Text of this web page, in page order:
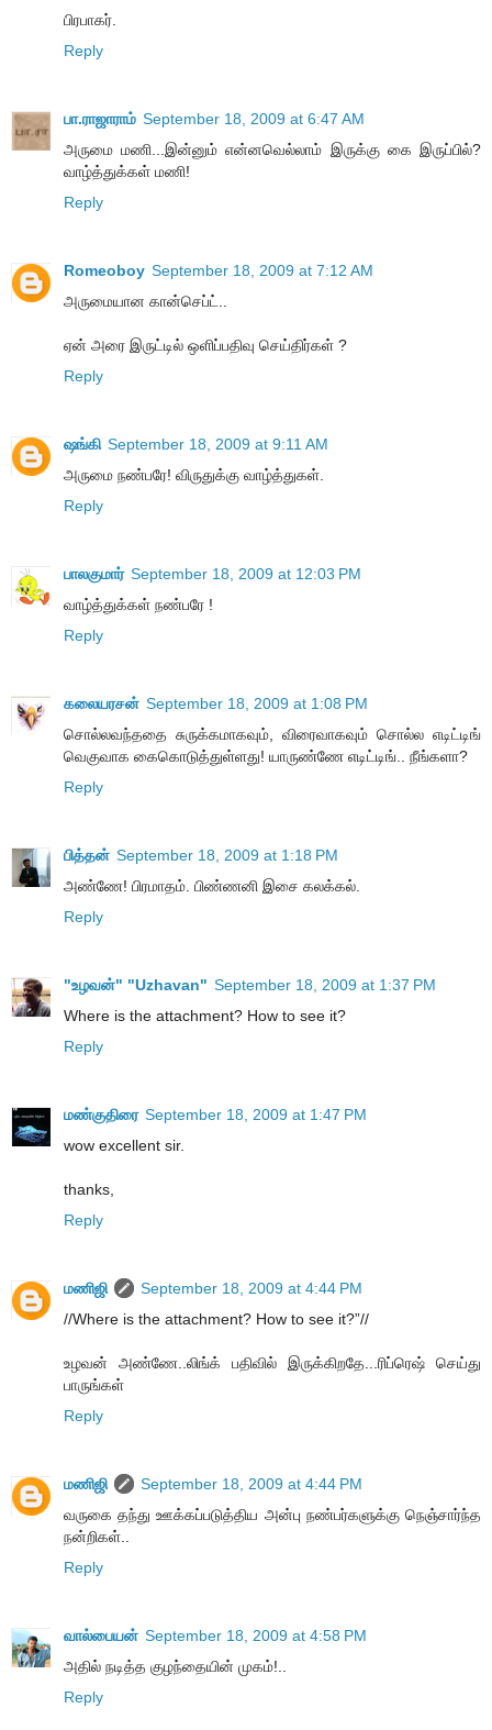
பிரபாகர்.
Reply
பா.ராஜாராம் September 18, 2009 at 6:47 AM
அருமை மணி...இன்னும் என்னவெல்லாம் இருக்கு கை இருப்பில்?
வாழ்த்துக்கள் மணி!
Reply
Romeoboy September 18, 2009 at 7:12 AM
அருமையான கான்செப்ட்..
ஏன் அரை இருட்டில் ஒளிப்பதிவு செய்திர்கள் ?
Reply
ஷங்கி September 18, 2009 at 9:11 AM
அருமை நண்பரே! விருதுக்கு வாழ்த்துகள்.
Reply
பாலகுமார் September 18, 2009 at 12:03 PM
வாழ்த்துக்கள் நண்பரே !
Reply
கலையரசன் September 18, 2009 at 1:08 PM
சொல்லவந்ததை சுருக்கமாகவும், விரைவாகவும் சொல்ல எடிட்டிங்
வெகுவாக கைகொடுத்துள்ளது! யாருண்ணே எடிட்டிங்.. நீங்களா?
Reply
பித்தன் September 18, 2009 at 1:18 PM
அண்ணே! பிரமாதம். பிண்ணனி இசை கலக்கல்.
Reply
"உழவன்" "Uzhavan" September 18, 2009 at 1:37 PM
Where is the attachment? How to see it?
Reply
மண்குதிரை September 18, 2009 at 1:47 PM
wow excellent sir.
thanks,
Reply
மணிஜி
September 18, 2009 at 4:44 PM
//Where is the attachment? How to see it?”//
உழவன் அண்ணே..லிங்க் பதிவில் இருக்கிறதே...ரிப்ரெஷ் செய்து
பாருங்கள்
Reply
மணிஜி
September 18, 2009 at 4:44 PM
வருகை தந்து ஊக்கப்படுத்திய அன்பு நண்பர்களுக்கு நெஞ்சார்ந்த
நன்றிகள்..
Reply
வால்பையன் September 18, 2009 at 4:58 PM
அதில் நடித்த குழந்தையின் முகம்!..
Reply